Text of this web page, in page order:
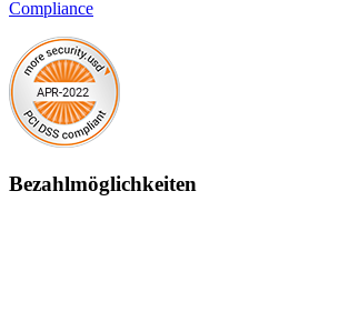
Compliance
Bezahlmöglichkeiten